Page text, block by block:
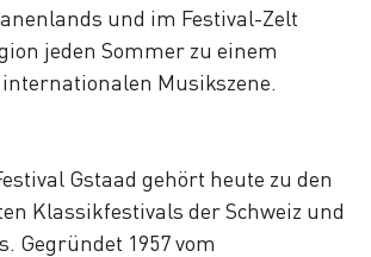
und im Festival-Zelt
jeden Sommer zu einem
Musikszene.
Gstaad gehört heute zu den
Klassikfestivals der Schweiz und
Gegründet 1957 vom